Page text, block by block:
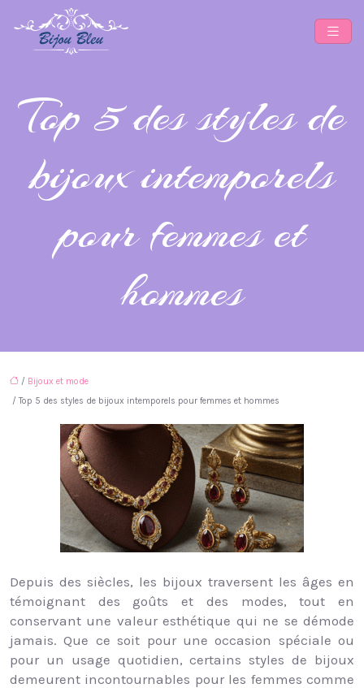
Top 5 des styles de
bijoux intemporels
pour femmes et
hommes
/ Bijoux et mode
/ Top 5 des styles de bijoux intemporels pour femmes et hommes
Depuis des siècles, les bijoux traversent les âges en
témoignant des goûts et des modes, tout en
conservant une valeur esthétique qui ne se démode
jamais. Que ce soit pour une occasion spéciale ou
pour un usage quotidien, certains styles de bijoux
demeurent incontournables pour les femmes comme